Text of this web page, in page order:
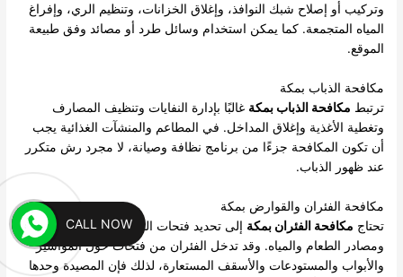
وتركيب أو إصلاح شبك النوافذ، وإغلاق الخزانات، وتنظيم الري، وإفراغ
المياه المتجمعة. كما يمكن استخدام وسائل طرد أو مصائد وفق طبيعة
الموقع.
مكافحة الذباب بمكة
ترتبط مكافحة الذباب بمكة غالبًا بإدارة النفايات وتنظيف المصارف
وتغطية الأغذية وإغلاق المداخل. في المطاعم والمنشآت الغذائية يجب
أن تكون المكافحة جزءًا من برنامج نظافة وصيانة، لا مجرد رش متكرر
عند ظهور الذباب.
مكافحة الفئران والقوارض بمكة
تحتاج مكافحة الفئران بمكة إلى تحديد فتحات الدخول ومسارات الحركة
ومصادر الطعام والمياه. وقد تدخل الفئران من فتحات حول المواسير
والأبواب والمستودعات والأسقف المستعارة، لذلك فإن المصيدة وحدها
CALL NOW